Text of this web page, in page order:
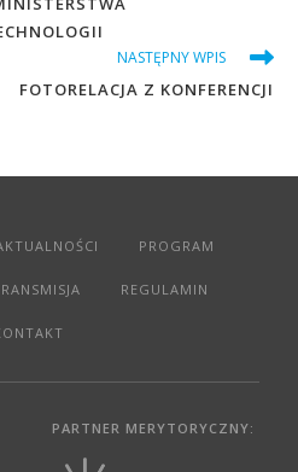
NASTĘPNY WPIS
FOTORELACJA Z KONFERENCJI
PROGRAM
REGULAMIN
PARTNER MERYTORYCZNY: